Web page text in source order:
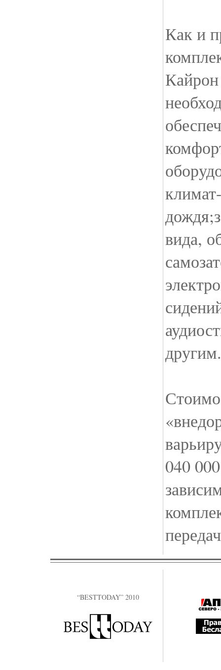
Как и
вида,
другим.
040
“BESTTODAY” 2010